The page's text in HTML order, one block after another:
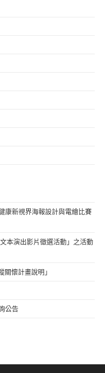
康新視界海報設計與電繪比賽
本演出影片徵選活動」之活動
懷計畫說明」
公告